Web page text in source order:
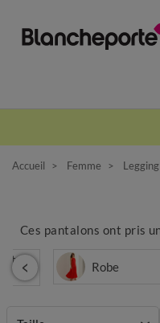
Accueil Femme Legging
Ces pantalons ont pris
et Robe